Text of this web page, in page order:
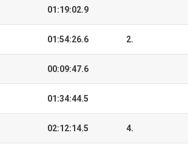
01:19:02.9
01:54:26.6 2.
00:09:47.6
01:34:44.5
02:12:14.5 4.